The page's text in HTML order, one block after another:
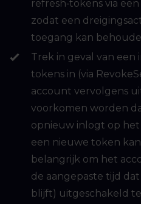
refresh‑tokens via
zodat een
toegang kan
Trek in geval van een
tokens in (via
account vervolgens
voorkomen worden
opnieuw inlogt op
een nieuwe token
belangrijk om het
de aangepaste tijd
blijft) uitgeschakeld